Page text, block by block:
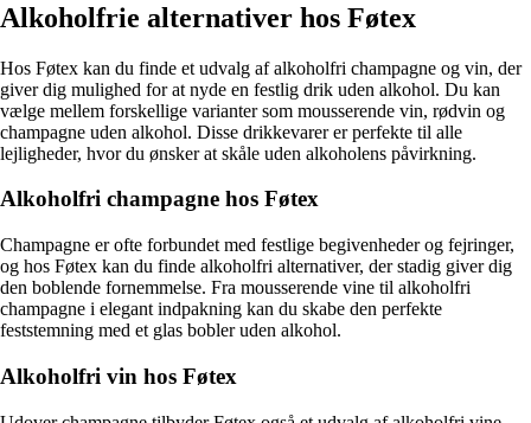
Alkoholfrie alternativer hos Føtex
Hos Føtex kan du finde et udvalg af alkoholfri champagne og vin, der
giver dig mulighed for at nyde en festlig drik uden alkohol. Du kan
vælge mellem forskellige varianter som mousserende vin, rødvin og
champagne uden alkohol. Disse drikkevarer er perfekte til alle
lejligheder, hvor du ønsker at skåle uden alkoholens påvirkning.
Alkoholfri champagne hos Føtex
Champagne er ofte forbundet med festlige begivenheder og fejringer,
og hos Føtex kan du finde alkoholfri alternativer, der stadig giver dig
den boblende fornemmelse. Fra mousserende vine til alkoholfri
champagne i elegant indpakning kan du skabe den perfekte
feststemning med et glas bobler uden alkohol.
Alkoholfri vin hos Føtex